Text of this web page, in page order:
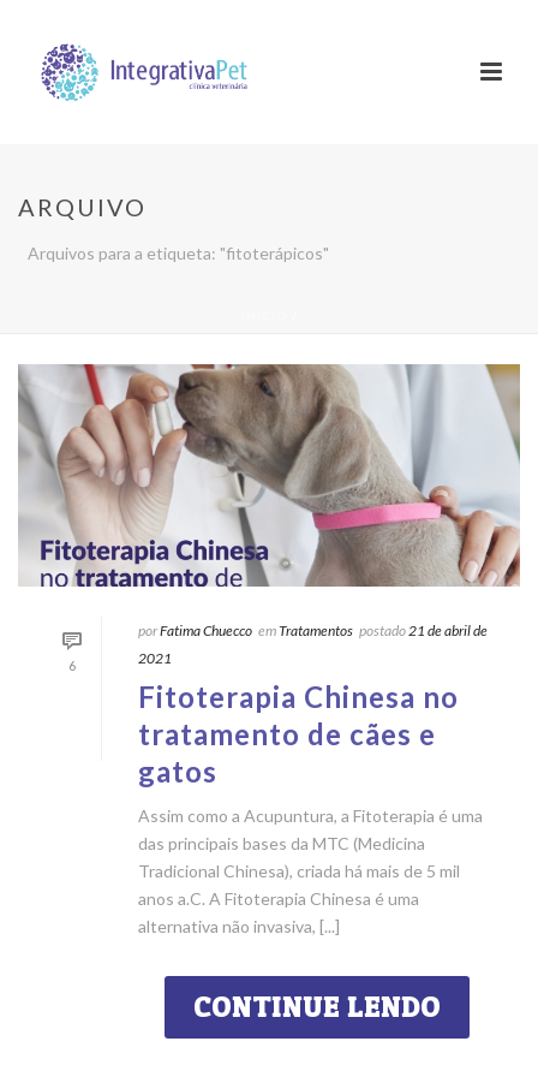
ARQUIVO
Arquivos para a etiqueta: "fitoterápicos"
6
porFatima Chuecco emTratamentos postado 21 de abril de
2021
Fitoterapia Chinesa no
tratamento de cães e
gatos
Assim como a Acupuntura, a Fitoterapia é uma
das principais bases da MTC (Medicina
Tradicional Chinesa), criada há mais de 5 mil
anos a.C. A Fitoterapia Chinesa é uma
alternativa não invasiva, [...]
CONTINUE LENDO